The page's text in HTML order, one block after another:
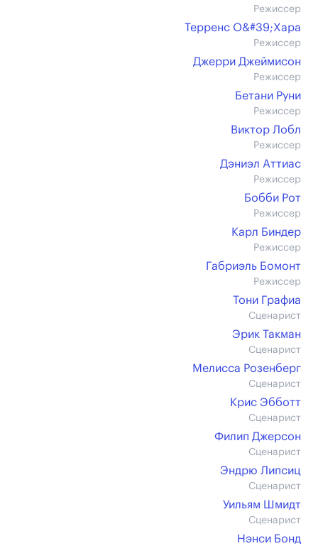
Режиссер
Терренс О&#39;Хара
Режиссер
Джерри Джеймисон
Режиссер
Бетани Руни
Режиссер
Виктор Лобл
Режиссер
Дэниэл Аттиас
Режиссер
Бобби Рот
Режиссер
Карл Биндер
Режиссер
Габриэль Бомонт
Режиссер
Тони Графиа
Сценарист
Эрик Такман
Сценарист
Мелисса Розенберг
Сценарист
Крис Эбботт
Сценарист
Филип Джерсон
Сценарист
Эндрю Липсиц
Сценарист
Уильям Шмидт
Сценарист
Нэнси Бонд